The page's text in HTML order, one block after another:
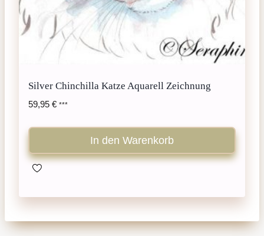
Silver Chinchilla Katze Aquarell Zeichnung
59,95 € ***
In den Warenkorb